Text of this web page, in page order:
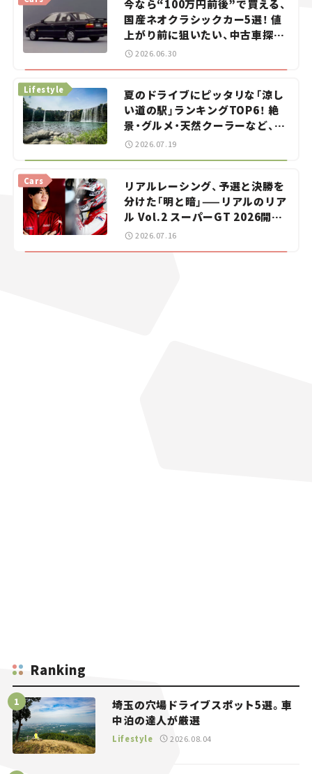
今なら“100万円前後”で買える、
国産ネオクラシックカー5選！ 値
上がり前に狙いたい、中古車探し
をお手伝い――ちょっとイケてるマ
2026.06.30
夏のドライブにピッタリな「涼し
い道の駅」ランキングTOP6！ 絶
景・グルメ・天然クーラーなど、避
暑におすすめのスポットを紹介
Lifestyle
2026.07.19
リアルレーシング、予選と決勝を
分けた「明と暗」——リアルのリア
ル Vol.2 スーパーGT 2026開幕
戦 岡山国際サーキット
Cars
2026.07.16
Ranking
埼玉の穴場ドライブスポット5選。車
中泊の達人が厳選
Lifestyle 2026.08.04